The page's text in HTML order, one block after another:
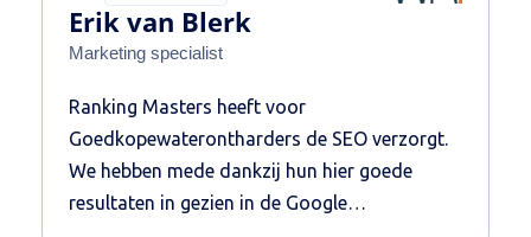
samenwerking. We zijn blij met de proactieve,
strategische betrokkenheid vanuit
Erik van Blerk
Marketing specialist
Ranking Masters heeft voor
Goedkopewaterontharders de SEO verzorgt.
We hebben mede dankzij hun hier goede
resultaten in gezien in de Google